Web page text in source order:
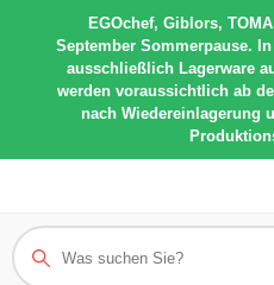
EGOchef, Giblors,
September Sommerpause.
ausschließlich Lagerware
werden voraussichtlich ab
nach Wiedereinlagerung